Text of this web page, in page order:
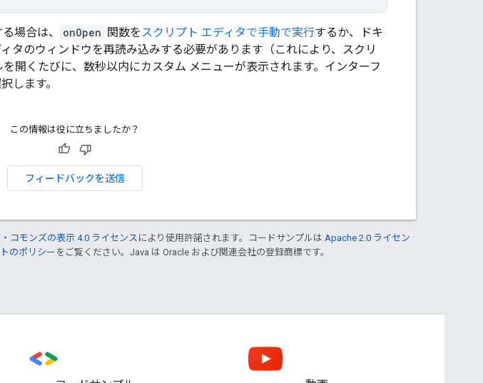
場合は、 onOpen 関数をスクリプト エディタで手動で実行するか、ドキ
タのウィンドウを再読み込みする必要があります（これにより、スクリ
開くたびに、数秒以内にカスタム メニューが表示されます。インターフ
します。
この情報は役に立ちましたか？
フィードバックを送信
コモンズの表示 4.0 ライセンス により使用許諾されます。コードサンプルは Apache 2.0 ライセン
のポリシーをご覧ください。Java は Oracle および関連会社の登録商標です。